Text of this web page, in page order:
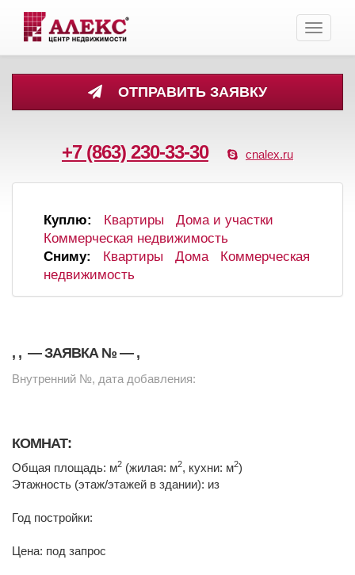
ОТПРАВИТЬ ЗАЯВКУ
+7 (863) 230-33-30 cnalex.ru
Toggle
Куплю: Квартиры
Дома и участки
Коммерческая недвижимость
Сниму:
Квартиры Дома
Коммерческая
недвижимость
, , — ЗАЯВКА № — ,
Внутренний №, дата добавления:
КОМНАТ:
Общая площадь: м2 (жилая: м2, кухни: м2)
Этажность (этаж/этажей в здании): из
Год постройки:
Цена: под запрос